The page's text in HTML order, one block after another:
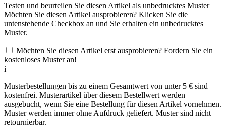
Testen und beurteilen Sie diesen Artikel als unbedrucktes Muster
Möchten Sie diesen Artikel ausprobieren? Klicken Sie die
untenstehende Checkbox an und Sie erhalten ein unbedrucktes
Muster.
Möchten Sie diesen Artikel erst ausprobieren? Fordern Sie ein
kostenloses Muster an!
i
Musterbestellungen bis zu einem Gesamtwert von unter 5 € sind
kostenfrei. Musterartikel über diesem Bestellwert werden
ausgebucht, wenn Sie eine Bestellung für diesen Artikel vornehmen.
Muster werden immer ohne Aufdruck geliefert. Muster sind nicht
retournierbar.